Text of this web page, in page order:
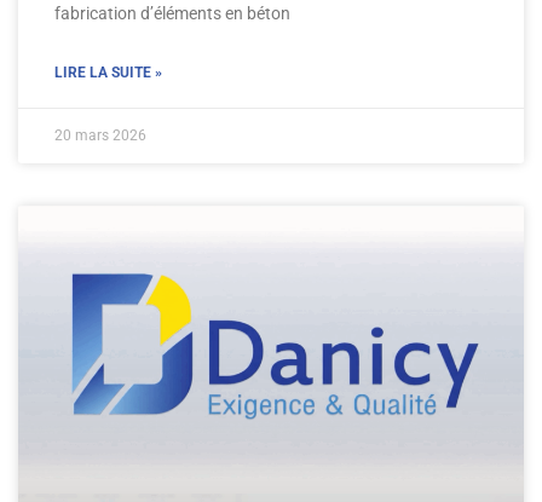
fabrication d’éléments en béton
LIRE LA SUITE »
20 mars 2026